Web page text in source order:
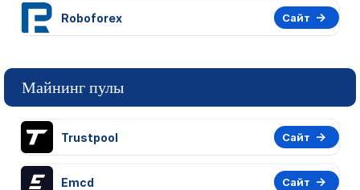
Roboforex Сайт
Майнинг пулы
Trustpool Сайт
Emcd Сайт